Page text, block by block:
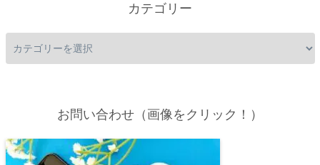
カテゴリー
お問い合わせ（画像をクリック！）